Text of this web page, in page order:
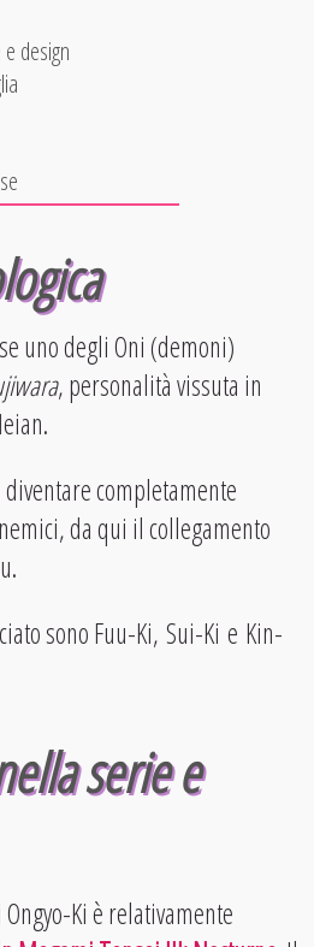
design
uno degli Oni (demoni)
, personalità vissuta in
completamente
da qui il collegamento
sono Fuu-Ki, Sui-Ki e Kin-
serie e
Ki è relativamente